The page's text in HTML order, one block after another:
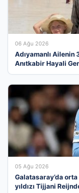
06 Ağu 2026
Adıyamanlı Ailenin
Anıtkabir Hayali
05 Ağu 2026
Galatasaray’da
yıldızı Tijjani